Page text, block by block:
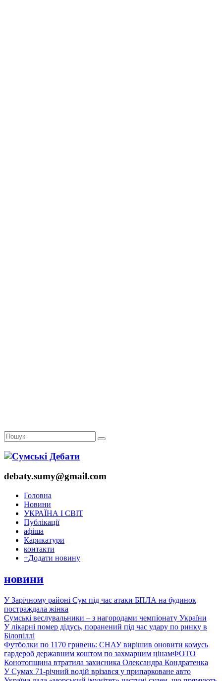
debaty.sumy@gmail.com
Головна
Новини
УКРАЇНА І СВІТ
Публікації
афіша
Карикатури
контакти
+Додати новину
новини
У Зарічному районі Сум під час атаки БПЛА на будинок
постраждала жінка
Сумські веслувальники – з нагородами чемпіонату України
У лікарні помер дідусь, поранений під час удару по ринку в
Білопіллі
Футболки по 1170 гривень: СНАУ вирішив оновити комусь
гардероб державним коштом по захмарним цінамФОТО
Конотопщина втратила захисника Олександра Кондратенка
У Сумах 71-річний водій врізався у припарковане авто